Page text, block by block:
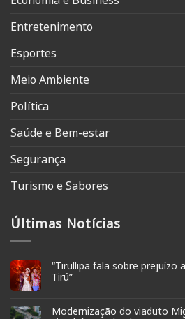
Entretenimento
Esportes
Meio Ambiente
Política
Saúde e Bem-estar
Segurança
Turismo e Sabores
Últimas Notícias
“Tirullipa fala sobre prejuízo
Tirú”
Modernização do viaduto